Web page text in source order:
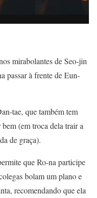
mirabolantes de Seo-jin
passar à frente de Eun-
tae, que também tem
(em troca dela trair a
de graça).
que Ro-na participe
bolam um plano e
recomendando que ela